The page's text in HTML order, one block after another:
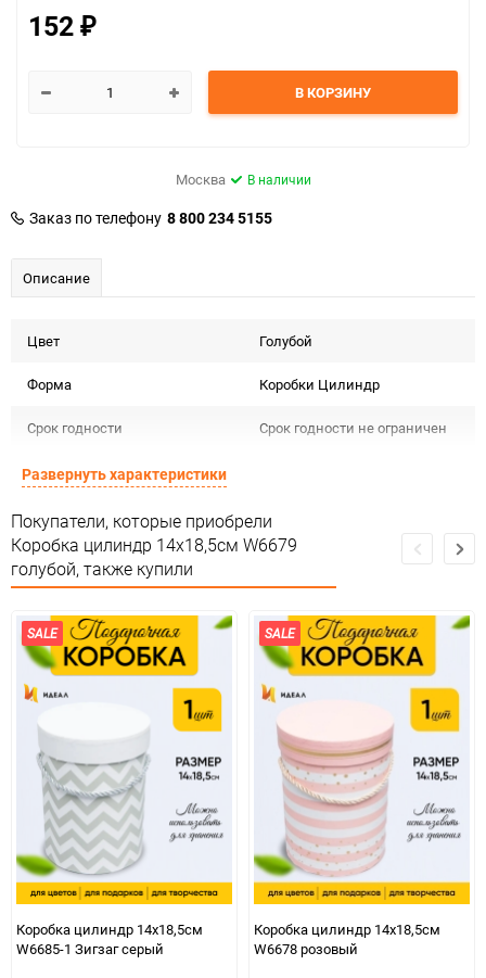
152 ₽
В КОРЗИНУ
Москва В наличии
Заказ по телефону 8 800 234 5155
Описание
Цвет Голубой
Форма Коробки Цилиндр
Срок годности Срок годности не ограничен
Предназначение товара
Сертификация
Подлежит декларации о
соответствии ЕАС
Особые условия
Минимальное количество 1
Количество в коробке 32
Единица измерения шт
ЦветНоменклатуры голубой
Развернуть характеристики
Покупатели, которые приобрели
Коробка цилиндр 14х18,5см W6679
голубой, также купили
SALE
Коробка цилиндр 14х18,5см
W6685-1 Зигзаг серый
SALE
Коробка цилиндр 14х18,5см
W6678 розовый